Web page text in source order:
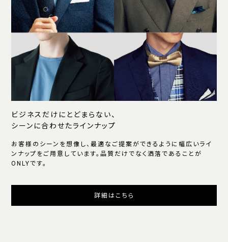
ビジネスだけにとどまらない、
シーンに合わせたラインナップ
お客様のシーンを想像し、最適なご提案ができるように幅広いライ
ンナップをご用意しています。品質だけでなく洒落であることが
ONLYです。
詳細はこちら